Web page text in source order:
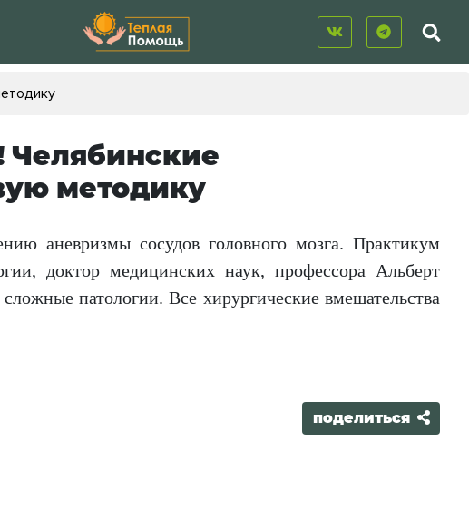
Челябинские
методику
аневризмы сосудов головного мозга. Практикум
доктор медицинских наук, профессора Альберт
патологии. Все хирургические вмешательства
поделиться